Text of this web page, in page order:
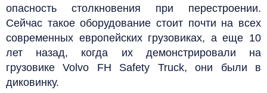
опасность столкновения при перестроении.
Сейчас такое оборудование стоит почти на всех
современных европейских грузовиках, а еще 10
лет назад, когда их демонстрировали на
грузовике Volvo FH Safety Truck, они были в
диковинку.